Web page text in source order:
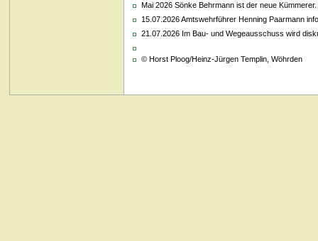
Mai 2026 Sönke Behrmann ist der neue Kümmerer.
15.07.2026 Amtswehrführer Henning Paarmann
21.07.2026 Im Bau- und Wegeausschuss wird
© Horst Ploog/Heinz-Jürgen Templin, Wöhrden